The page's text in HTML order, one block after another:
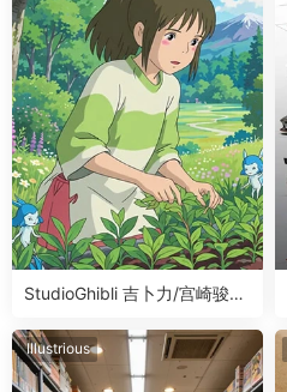
StudioGhibli 吉卜力/宫崎骏画
Illustrious